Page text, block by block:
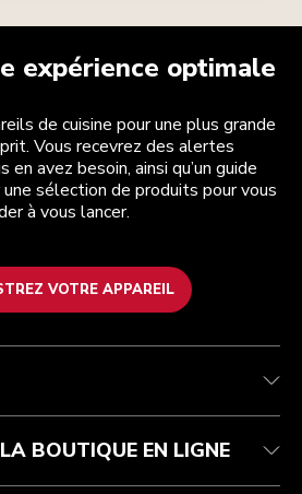
expérience optimale
de cuisine pour une plus grande
Vous recevrez des alertes
en avez besoin, ainsi qu’un guide
sélection de produits pour vous
à vous lancer.
VOTRE APPAREIL
BOUTIQUE EN LIGNE